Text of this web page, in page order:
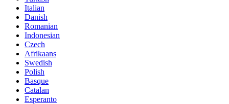
Italian
Danish
Romanian
Indonesian
Czech
Afrikaans
Swedish
Polish
Basque
Catalan
Esperanto